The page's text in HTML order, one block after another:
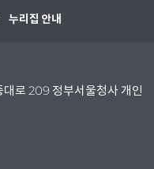
누리집 안내
로 209 정부서울청사 개인